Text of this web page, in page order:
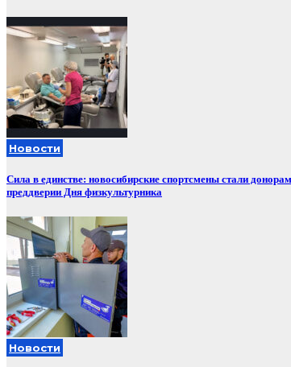
Новости
Сила в единстве: новосибирские спортсмены стали
преддверии Дня физкультурника
Новости